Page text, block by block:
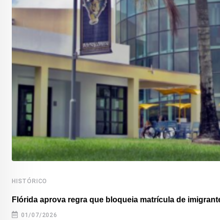
HISTÓRICO
Flórida aprova regra que bloqueia matrícula de
01/07/2026